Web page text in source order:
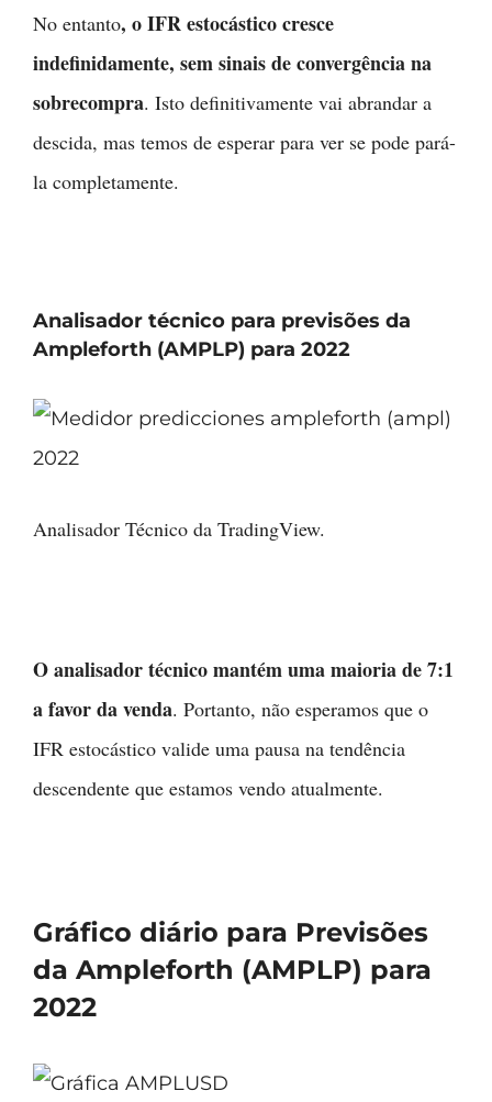
No entanto, o IFR estocástico cresce
indefinidamente, sem sinais de convergência na
sobrecompra. Isto definitivamente vai abrandar a
descida, mas temos de esperar para ver se pode pará-
la completamente.
Analisador técnico para previsões da
Ampleforth (AMPLP) para 2022
Analisador Técnico da TradingView.
O analisador técnico mantém uma maioria de 7:1
a favor da venda. Portanto, não esperamos que o
IFR estocástico valide uma pausa na tendência
descendente que estamos vendo atualmente.
Gráfico diário para Previsões
da Ampleforth (AMPLP) para
2022